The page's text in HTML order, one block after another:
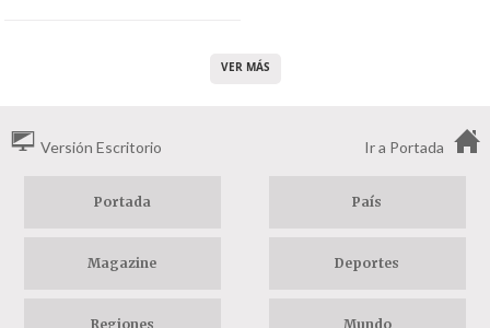
VER MÁS
Versión Escritorio Ir a Portada
Portada País
Magazine Deportes
Regiones Mundo